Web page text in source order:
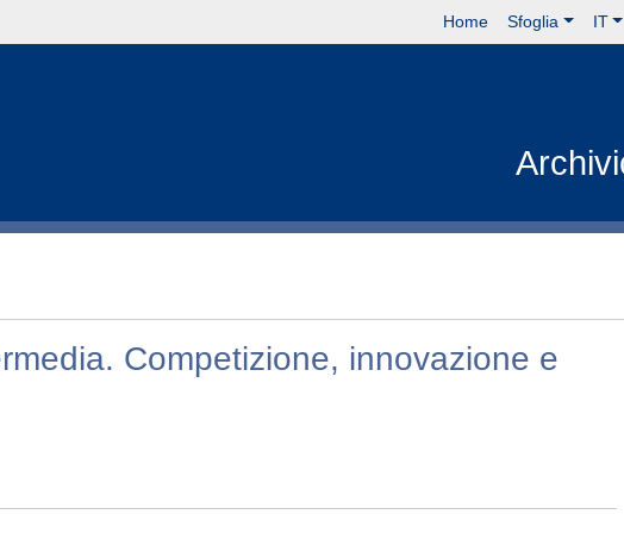
Home Sfoglia IT
Competizione, innovazione e